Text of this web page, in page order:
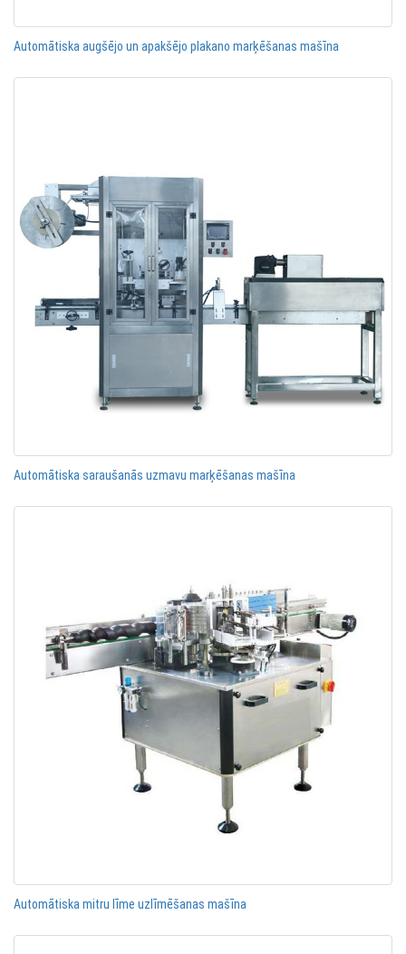
Automātiska augšējo un apakšējo plakano marķēšanas mašīna
Automātiska saraušanās uzmavu marķēšanas mašīna
Automātiska mitru līme uzlīmēšanas mašīna